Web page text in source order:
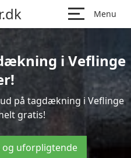
Menu
i Veflinge
på tagdækning i Veflinge
gratis!
og uforpligtende